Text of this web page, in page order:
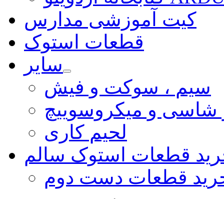
کیت آموزشی مدارس
قطعات استوک
سایر
سیم ، سوکت و فیش
شاسی و میکروسوییچ
لحیم کاری
قطعات استوک سالم
قطعات دست دوم